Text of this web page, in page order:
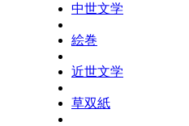
中世文学
絵巻
近世文学
草双紙